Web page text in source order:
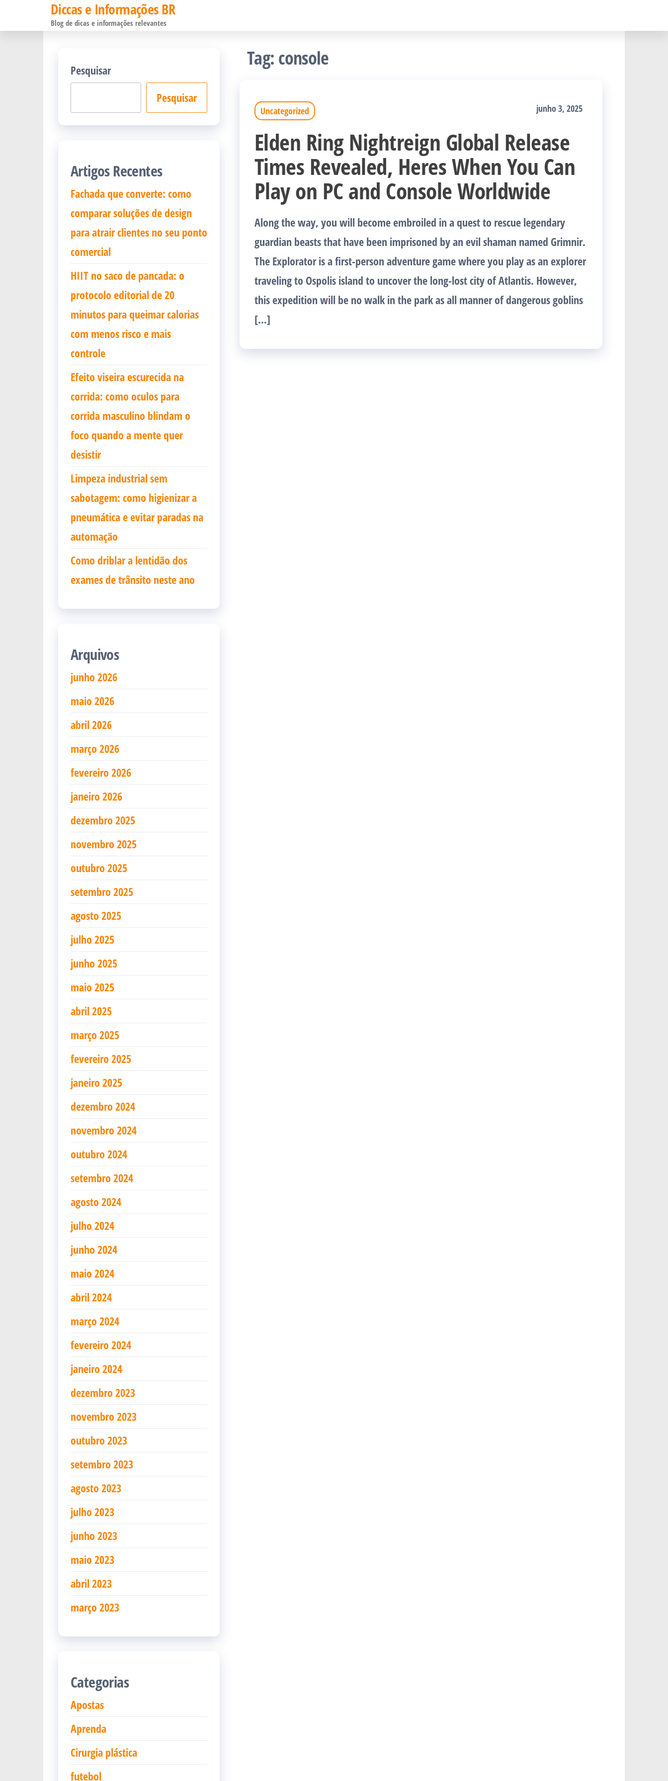
para
Diccas e Informações BR
Blog de dicas e informações relevantes
Tag: console
Uncategorized junho 3, 2025
Elden Ring Nightreign Global Release
Times Revealed, Heres When You Can
Play on PC and Console Worldwide
Along the way, you will become embroiled in a quest to rescue legendary
guardian beasts that have been imprisoned by an evil shaman named Grimnir.
The Explorator is a first-person adventure game where you play as an explorer
traveling to Ospolis island to uncover the long-lost city of Atlantis. However,
this expedition will be no walk in the park as all manner of dangerous goblins
[…]
Pesquisar
Pesquisar
Artigos Recentes
Fachada que converte: como
comparar soluções de design
para atrair clientes no seu ponto
comercial
HIIT no saco de pancada: o
protocolo editorial de 20
minutos para queimar calorias
com menos risco e mais
controle
Efeito viseira escurecida na
corrida: como oculos para
corrida masculino blindam o
foco quando a mente quer
desistir
Limpeza industrial sem
sabotagem: como higienizar a
pneumática e evitar paradas na
automação
Como driblar a lentidão dos
exames de trânsito neste ano
Arquivos
junho 2026
maio 2026
abril 2026
março 2026
fevereiro 2026
janeiro 2026
dezembro 2025
novembro 2025
outubro 2025
setembro 2025
agosto 2025
julho 2025
junho 2025
maio 2025
abril 2025
março 2025
fevereiro 2025
janeiro 2025
dezembro 2024
novembro 2024
outubro 2024
setembro 2024
agosto 2024
julho 2024
junho 2024
maio 2024
abril 2024
março 2024
fevereiro 2024
janeiro 2024
dezembro 2023
novembro 2023
outubro 2023
setembro 2023
agosto 2023
julho 2023
junho 2023
maio 2023
abril 2023
março 2023
Categorias
Apostas
Aprenda
Cirurgia plástica
futebol